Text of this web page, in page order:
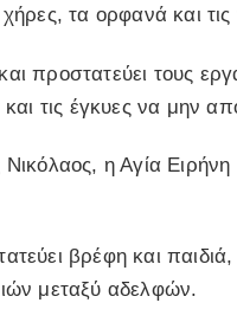
τα ορφανά και
προστατεύει τους
και τις έγκυες να μην
η Αγία
βρέφη και
μεταξύ αδελφών.